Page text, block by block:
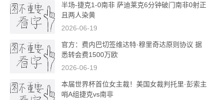
半场-捷克1-0南非 萨迪莱克6分钟破门南非0射正
且两人染黄
2026-06-19
官方：费内巴切签维达特·穆里奇达原则协议 据
悉转会费1500万欧
2026-06-19
本届世界杯首位女主裁！美国女裁判托里·彭索主
哨A组捷克vs南非